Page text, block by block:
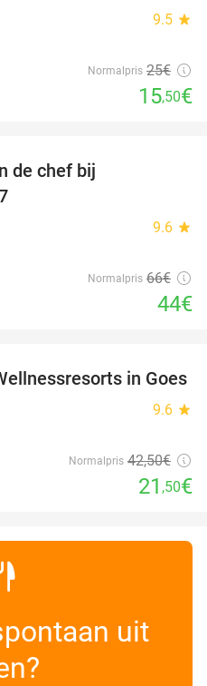
9.5 star
Normalpris 25€
15,50€
de chef bij
9.6 star
Normalpris 66€
44€
49%
in Goes
9.6 star
Normalpris 42,50€
21 ,50€
uit